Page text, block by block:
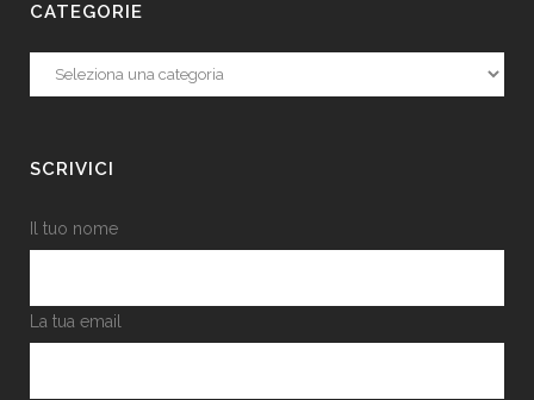
CATEGORIE
Categorie
SCRIVICI
Il tuo nome
La tua email